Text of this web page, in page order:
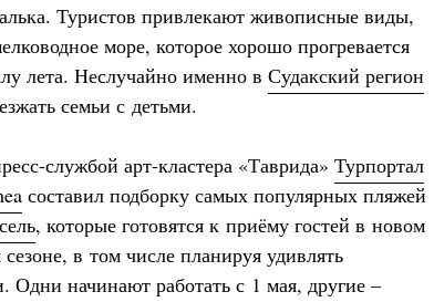
Туристов привлекают живописные виды,
море, которое хорошо прогревается
лета. Неслучайно именно в Судакский регион
семьи с детьми.
службой арт-кластера «Таврида» Турпортал
составил подборку самых популярных пляжей
, которые готовятся к приёму гостей в новом
в том числе планируя удивлять
Одни начинают работать с 1 мая, другие –